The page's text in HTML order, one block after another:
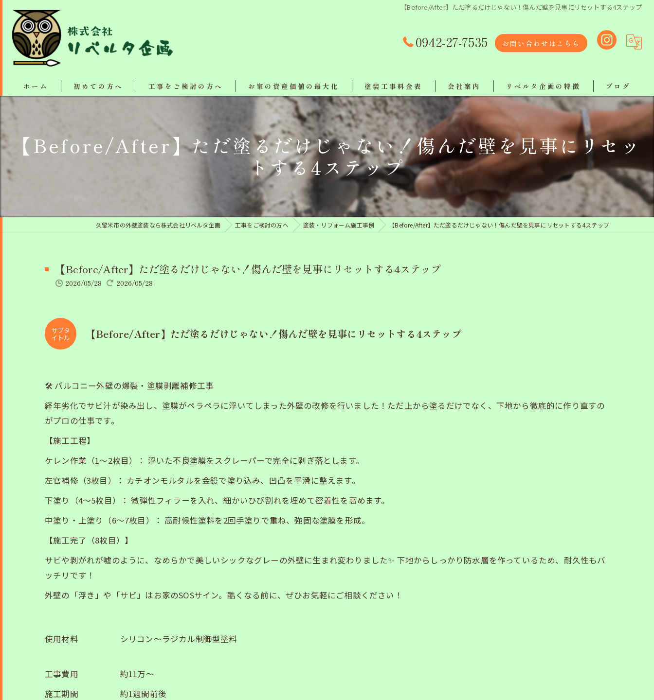
【Before/After】ただ塗るだけじゃない！傷んだ壁を見事にリセットする4ステップ
0942-27-7535 お問い合わせはこちら
ホーム 初めての方へ 工事をご検討の方へ
断熱、防音、結露防止対策
お家の資産価値の最大化 塗装工事料金表 会社案内
リクルート
リベルタスタッフ紹介
【ボランティア活動報告】
リベルタ企画の特徴
塗り替え
屋根工事
地域最安値で施工！ラインでお気軽にご相談
ブログ
【Before/After】ただ塗るだけじゃない！傷んだ壁を見事にリセッ
トする4ステップ
久留米市の外壁塗装なら株式会社リベルタ企画 工事をご検討の方へ 塗装・リフォーム施工事例 【Before/After】ただ塗るだけじゃない！傷んだ壁を見事にリセットする4ステップ
【Before/After】ただ塗るだけじゃない！傷んだ壁を見事にリセットする4ステップ
2026/05/28 2026/05/28
【Before/After】ただ塗るだけじゃない！傷んだ壁を見事にリセットする4ステップ
サブタ
イトル
🛠️ バルコニー外壁の爆裂・塗膜剥離補修工事
経年劣化でサビ汁が染み出し、塗膜がペラペラに浮いてしまった外壁の改修を行いました！ただ上から塗るだけでなく、下地から徹底的に作り直すの
がプロの仕事です。
【施工工程】
ケレン作業（1〜2枚目）： 浮いた不良塗膜をスクレーパーで完全に剥ぎ落とします。
左官補修（3枚目）： カチオンモルタルを金鏝で塗り込み、凹凸を平滑に整えます。
下塗り（4〜5枚目）： 微弾性フィラーを入れ、細かいひび割れを埋めて密着性を高めます。
中塗り・上塗り（6〜7枚目）： 高耐候性塗料を2回手塗りで重ね、強固な塗膜を形成。
【施工完了（8枚目）】
サビや剥がれが嘘のように、なめらかで美しいシックなグレーの外壁に生まれ変わりました✨ 下地からしっかり防水層を作っているため、耐久性もバ
ッチリです！
外壁の「浮き」や「サビ」はお家のSOSサイン。酷くなる前に、ぜひお気軽にご相談ください！
使用材料 シリコン〜ラジカル制御型塗料
工事費用 約11万～
施工期間 約1週間前後